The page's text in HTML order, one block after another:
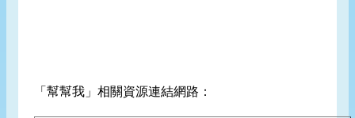
「幫幫我」相關資源連結網路：